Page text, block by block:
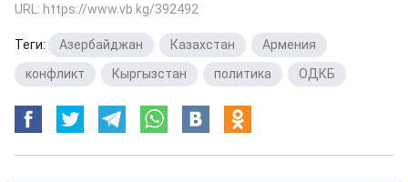
URL: https://www.vb.kg/392492
Теги: Азербайджан Казахстан Армения
конфликт
Кыргызстан политика ОДКБ